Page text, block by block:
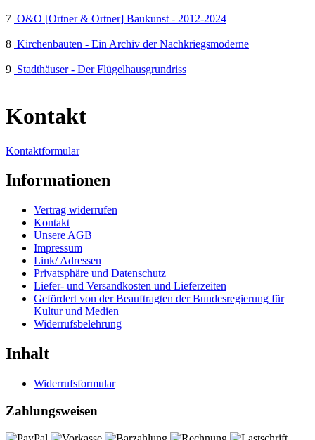
7 O&O [Ortner & Ortner] Baukunst - 2012-2024
8 Kirchenbauten - Ein Archiv der Nachkriegsmoderne
9 Stadthäuser - Der Flügelhausgrundriss
Kontakt
Kontaktformular
Informationen
Vertrag widerrufen
Kontakt
Unsere AGB
Impressum
Link/ Adressen
Privatsphäre und Datenschutz
Liefer- und Versandkosten und Lieferzeiten
Gefördert von der Beauftragten der Bundesregierung für
Kultur und Medien
Widerrufsbelehrung
Inhalt
Widerrufsformular
Zahlungsweisen